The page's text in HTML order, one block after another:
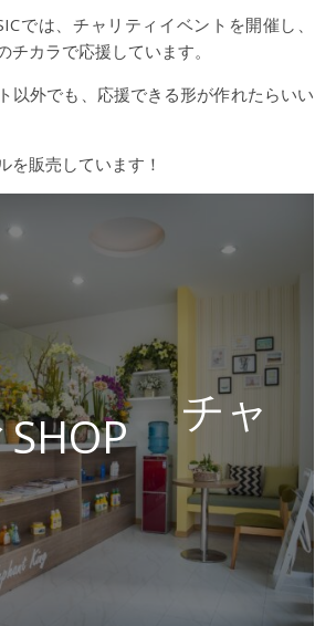
チカラで応援しています。
以外でも、応援できる形が作れたらいい
を販売しています！
ャ